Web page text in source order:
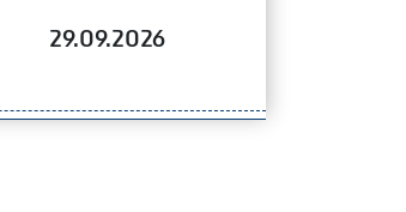
29.09.2026